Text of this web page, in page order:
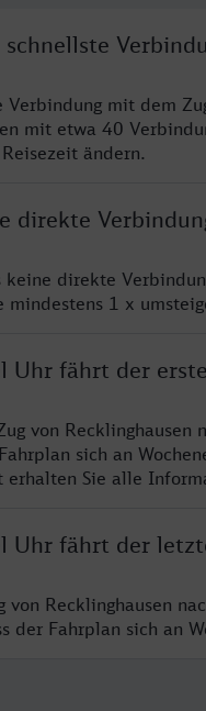
Verbindung mit dem
mit etwa 40
ändern.
direkte
direkte
mindestens 1 x
Uhr fährt der
von
sich an
erhalten Sie alle
Uhr fährt der
von Recklinghausen
der Fahrplan sich an